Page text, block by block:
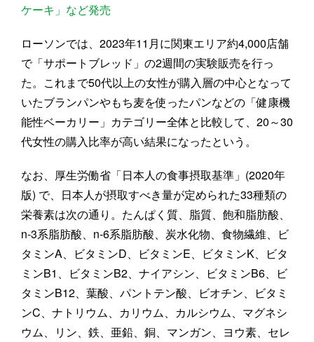
ケーキ」など発売
ローソンでは、2023年11月に関東エリア約4,000店舗
で「サポートブレッド」の2週間の実験販売を行っ
た。これまで50代以上の女性が購入層の中心となって
いたブランパンやもち麦を使ったパンなどの「健康機
能性ベーカリー」カテゴリー全体と比較して、20～30
代女性の購入比率が高い結果になったという。
なお、厚生労働省「日本人の食事摂取基準」(2020年
版) で、日本人が摂取すべき量が定められた33種類の
栄養素は次の通り。たんぱく質、脂質、飽和脂肪酸、
n-3系脂肪酸、n-6系脂肪酸、炭水化物、食物繊維、ビ
タミンA、ビタミンD、ビタミンE、ビタミンK、ビタ
ミンB1、ビタミンB2、ナイアシン、ビタミンB6、ビ
タミンB12、葉酸、パントテン酸、ビオチン、ビタミ
ンC、ナトリウム、カリウム、カルシウム、マグネシ
ウム、リン、鉄、亜鉛、銅、マンガン、ヨウ素、セレ